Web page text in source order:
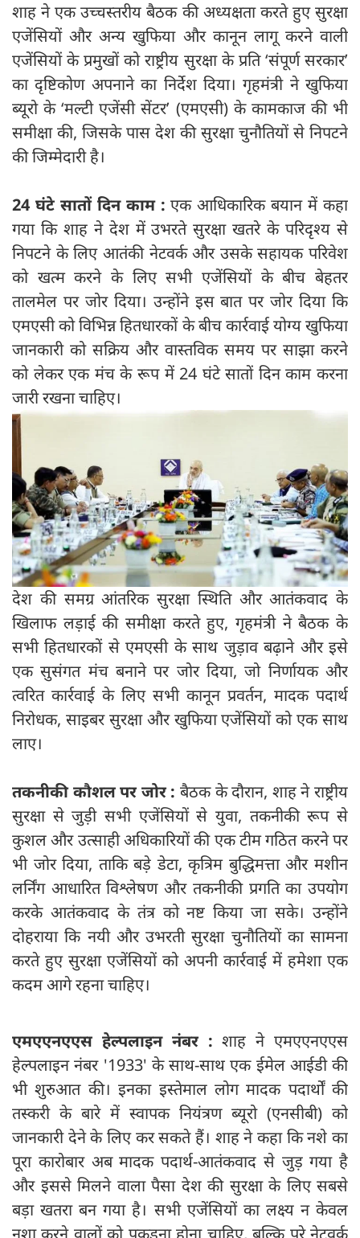
शाह ने एक उच्चस्तरीय बैठक की अध्यक्षता करते हुए सुरक्षा
एजेंसियों और अन्य खुफिया और कानून लागू करने वाली
एजेंसियों के प्रमुखों को राष्ट्रीय सुरक्षा के प्रति ‘संपूर्ण सरकार’
का दृष्टिकोण अपनाने का निर्देश दिया। गृहमंत्री ने खुफिया
ब्यूरो के ‘मल्टी एजेंसी सेंटर’ (एमएसी) के कामकाज की भी
समीक्षा की, जिसके पास देश की सुरक्षा चुनौतियों से निपटने
की जिम्मेदारी है।
24 घंटे सातों दिन काम :एक आधिकारिक बयान में कहा
गया कि शाह ने देश में उभरते सुरक्षा खतरे के परिदृश्य से
निपटने के लिए आतंकी नेटवर्क और उसके सहायक परिवेश
को खत्म करने के लिए सभी एजेंसियों के बीच बेहतर
तालमेल पर जोर दिया। उन्होंने इस बात पर जोर दिया कि
एमएसी को विभिन्न हितधारकों के बीच कार्रवाई योग्य खुफिया
जानकारी को सक्रिय और वास्तविक समय पर साझा करने
को लेकर एक मंच के रूप में 24 घंटे सातों दिन काम करना
जारी रखना चाहिए।
देश की समग्र आंतरिक सुरक्षा स्थिति और आतंकवाद के
खिलाफ लड़ाई की समीक्षा करते हुए, गृहमंत्री ने बैठक के
सभी हितधारकों से एमएसी के साथ जुड़ाव बढ़ाने और इसे
एक सुसंगत मंच बनाने पर जोर दिया, जो निर्णायक और
त्वरित कार्रवाई के लिए सभी कानून प्रवर्तन, मादक पदार्थ
निरोधक, साइबर सुरक्षा और खुफिया एजेंसियों को एक साथ
लाए।
तकनीकी कौशल पर जोर : बैठक के दौरान, शाह ने राष्ट्रीय
सुरक्षा से जुड़ी सभी एजेंसियों से युवा, तकनीकी रूप से
कुशल और उत्साही अधिकारियों की एक टीम गठित करने पर
भी जोर दिया, ताकि बड़े डेटा, कृत्रिम बुद्धिमत्ता और मशीन
लर्निंग आधारित विश्लेषण और तकनीकी प्रगति का उपयोग
करके आतंकवाद के तंत्र को नष्ट किया जा सके। उन्होंने
दोहराया कि नयी और उभरती सुरक्षा चुनौतियों का सामना
करते हुए सुरक्षा एजेंसियों को अपनी कार्रवाई में हमेशा एक
कदम आगे रहना चाहिए।
एमएएनएएस हेल्पलाइन नंबर :शाह ने एमएएनएएस
हेल्पलाइन नंबर '1933' के साथ-साथ एक ईमेल आईडी की
भी शुरुआत की। इनका इस्तेमाल लोग मादक पदार्थों की
तस्करी के बारे में स्वापक नियंत्रण ब्यूरो (एनसीबी) को
जानकारी देने के लिए कर सकते हैं। शाह ने कहा कि नशे का
पूरा कारोबार अब मादक पदार्थ-आतंकवाद से जुड़ गया है
और इससे मिलने वाला पैसा देश की सुरक्षा के लिए सबसे
बड़ा खतरा बन गया है। सभी एजेंसियों का लक्ष्य न केवल
नशा करने वालों को पकड़ना होना चाहिए, बल्कि पूरे नेटवर्क